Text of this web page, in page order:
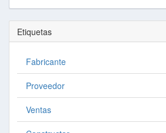
Etiquetas
Fabricante
Proveedor
Ventas